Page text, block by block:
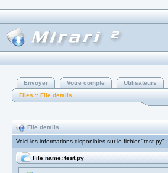
Envoyer Votre compte Utilisateurs
Files :: File details
File details
Voici les informations disponibles sur le fichier "test.py" :
File name: test.py